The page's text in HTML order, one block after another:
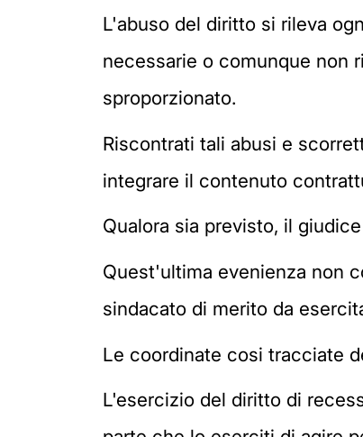
L'abuso del diritto si rileva
necessarie o comunque non
sproporzionato.
Riscontrati tali abusi e
integrare il contenuto
Qualora sia previsto, il
Quest'ultima evenienza non
sindacato di merito da
Le coordinate cosi tracciate
L'esercizio del diritto di